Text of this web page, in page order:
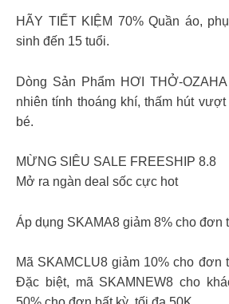
HÃY TIẾT KIỆM 70% Quần áo,
sinh đến 15 tuổi.
Dòng Sản Phẩm HƠI THỞ-
nhiên tính thoáng khí, thấm hút
bé.
MỪNG SIÊU SALE FREESHIP 8.8
Mở ra ngàn deal sốc cực hot
Áp dụng SKAMA8 giảm 8% cho đơn
Mã SKAMCLU8 giảm 10% cho đơn
Đặc biệt, mã SKAMNEW8 cho